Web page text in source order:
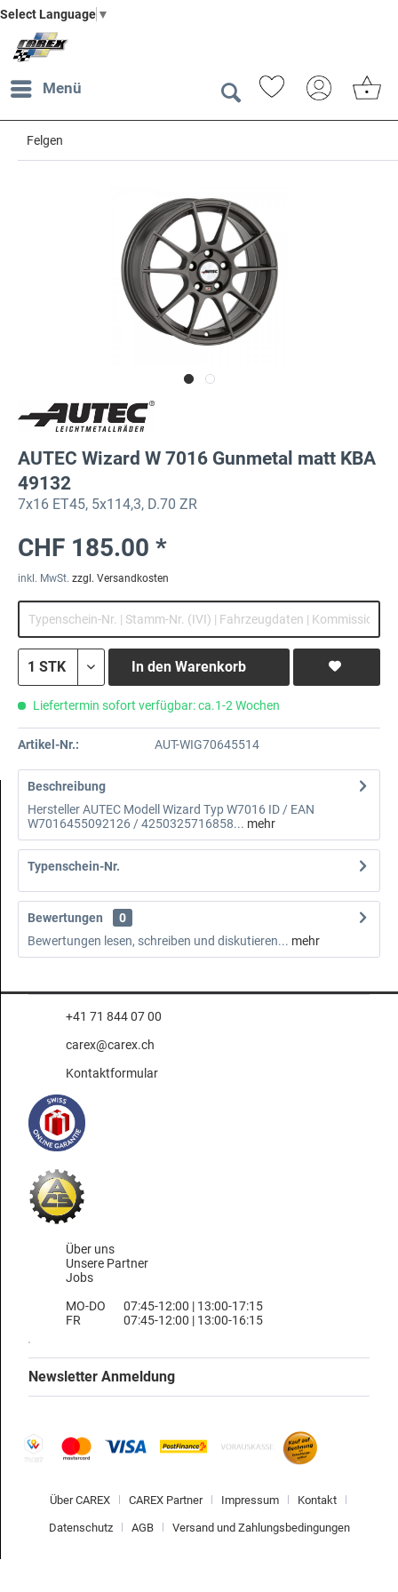
Select Language ▼
Menü
Felgen
AUTEC Wizard W 7016 Gunmetal matt KBA
49132
7x16 ET45, 5x114,3, D.70 ZR
CHF 185.00 *
inkl. MwSt. zzgl. Versandkosten
In den Warenkorb
Liefertermin sofort verfügbar: ca.1-2 Wochen
Artikel-Nr.: AUT-WIG70645514
Beschreibung
Hersteller AUTEC Modell Wizard Typ W7016 ID / EAN
W7016455092126 / 4250325716858... mehr
Typenschein-Nr.
Bewertungen
0
Bewertungen lesen, schreiben und diskutieren... mehr
+41 71 844 07 00
carex@carex.ch
Kontaktformular
Über uns
Unsere Partner
Jobs
MO-DO
FR
07:45-12:00 | 13:00-17:15
07:45-12:00 | 13:00-16:15
Newsletter Anmeldung
Über CAREX CAREX Partner Impressum Kontakt
Datenschutz AGB Versand und Zahlungsbedingungen